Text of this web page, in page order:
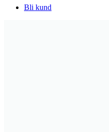
Bli kund